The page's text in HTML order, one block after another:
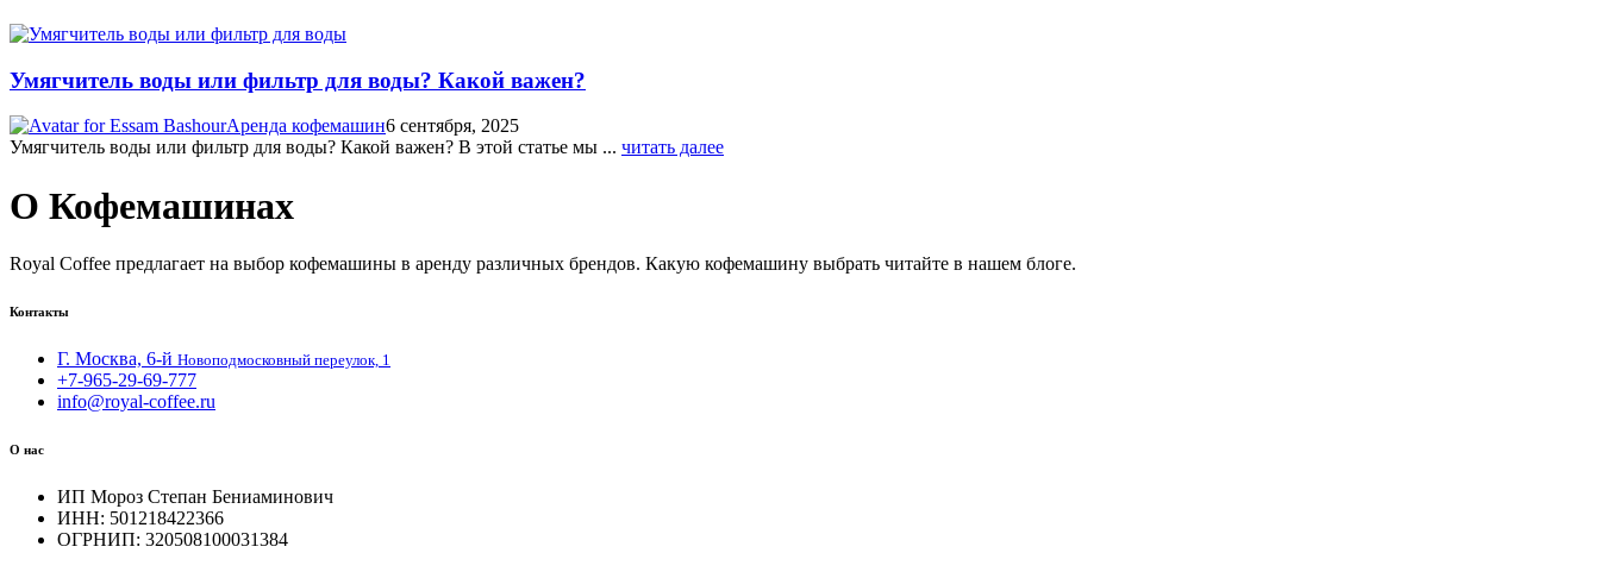
Умягчитель воды или фильтр для воды? Какой важен?
Аренда кофемашин6 сентября, 2025
Умягчитель воды или фильтр для воды? Какой важен? В этой статье мы ... читать далее
О Кофемашинах
Royal Coffee предлагает на выбор кофемашины в аренду различных брендов. Какую кофемашину выбрать читайте в нашем блоге.
Контакты
Г. Москва, 6-й Новоподмосковный переулок, 1
+7-965-29-69-777
info@royal-coffee.ru
О нас
ИП Мороз Степан Бениаминович
ИНН: 501218422366
ОГРНИП: 320508100031384